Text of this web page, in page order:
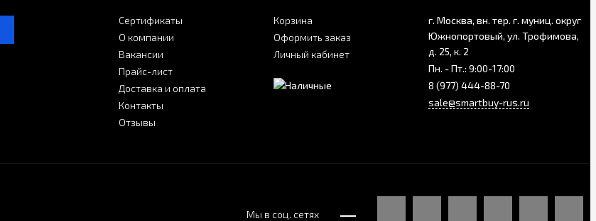
Сертификаты
О компании
Вакансии
Прайс-лист
Доставка и оплата
Контакты
Отзывы
Корзина
Оформить заказ
Личный кабинет
г. Москва, вн. тер. г. муниц. округ
Южнопортовый, ул. Трофимова,
д. 25, к. 2
Пн. - Пт.: 9:00-17:00
8 (977) 444-88-70
sale@smartbuy-rus.ru
Мы в соц. сетях